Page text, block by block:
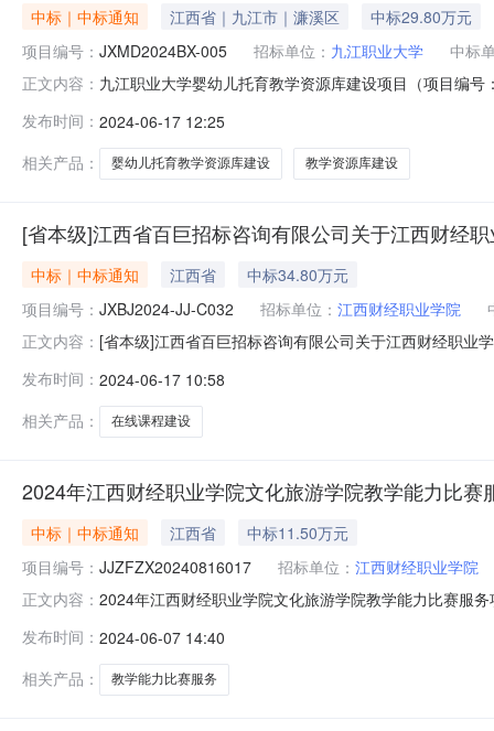
中标｜中标通知 江西省｜九江市｜濂溪区
中标29.80万元
项目编号： JXMD2024BX-005 招标单位： 九江职业大学
中标
正文内容： 九江职业大学婴幼儿托育教学资源库建设项目（项目编
炬大街161号嘉德商业广场(海上汇写字楼)1901、1905
发布时间： 2024-06-17 12:25
相关产品：
婴幼儿托育教学资源库建设 教学资源库建设
[省本级]江西省百巨招标咨询有限公司关于江西财经
中标｜中标通知 江西省
中标34.80万元
项目编号： JXBJ2024-JJ-C032 招标单位： 江西财经职业学院
正文内容： [省本级]江西省百巨招标咨询有限公司关于江西财经职业
项目三、中标（成交）信息：供应商名称：江西宇禾嘉
发布时间： 2024-06-17 10:58
相关产品：
在线课程建设
2024年江西财经职业学院文化旅游学院教学能力比
中标｜中标通知 江西省
中标11.50万元
项目编号： JJZFZX20240816017 招标单位： 江西财经职业学院
正文内容： 2024年江西财经职业学院文化旅游学院教学能力比赛服
号嘉德商业广场(海上汇写字楼)1901、1905室中标（成
发布时间： 2024-06-07 14:40
相关产品：
教学能力比赛服务